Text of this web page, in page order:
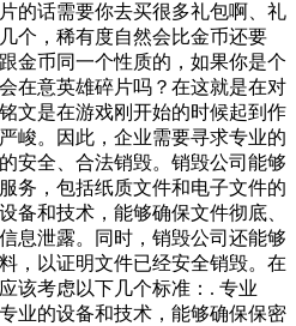
的话需要你去买很多礼包啊、礼
个，稀有度自然会比金币还要
金币同一个性质的，如果你是个
在意英雄碎片吗？在这就是在对
文是在游戏刚开始的时候起到作
峻。因此，企业需要寻求专业的
安全、合法销毁。销毁公司能够
务，包括纸质文件和电子文件的
备和技术，能够确保文件彻底、
息泄露。同时，销毁公司还能够
，以证明文件已经安全销毁。在
该考虑以下几个标准：. 专业
业的设备和技术，能够确保保密